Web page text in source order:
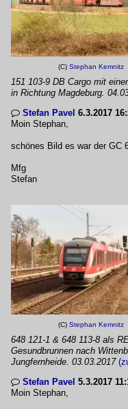
(C) Stephan Kemnitz
151 103-9 DB Cargo mit
in Richtung Magdeburg.
 Stefan Pavel 6.3.2017
Moin Stephan,
schönes Bild es war der GC
Mfg
Stefan
(C) Stephan Kemnitz
648 121-1 & 648 113-8 als
Gesundbrunnen nach
Jungfernheide. 03.03.2017
 Stefan Pavel 5.3.2017
Moin Stephan,